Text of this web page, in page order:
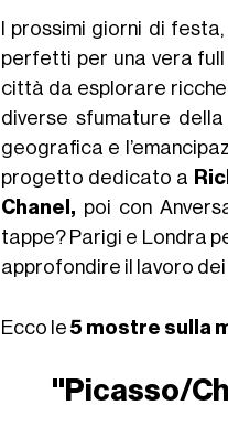
I prossimi giorni di
perfetti per una vera full
città da esplorare
diverse sfumature
geografica e
progetto dedicato a
Chanel, poi con
tappe? Parigi e Londra
approfondire il lavoro dei
Ecco le5 mostre sulla
"Picasso/